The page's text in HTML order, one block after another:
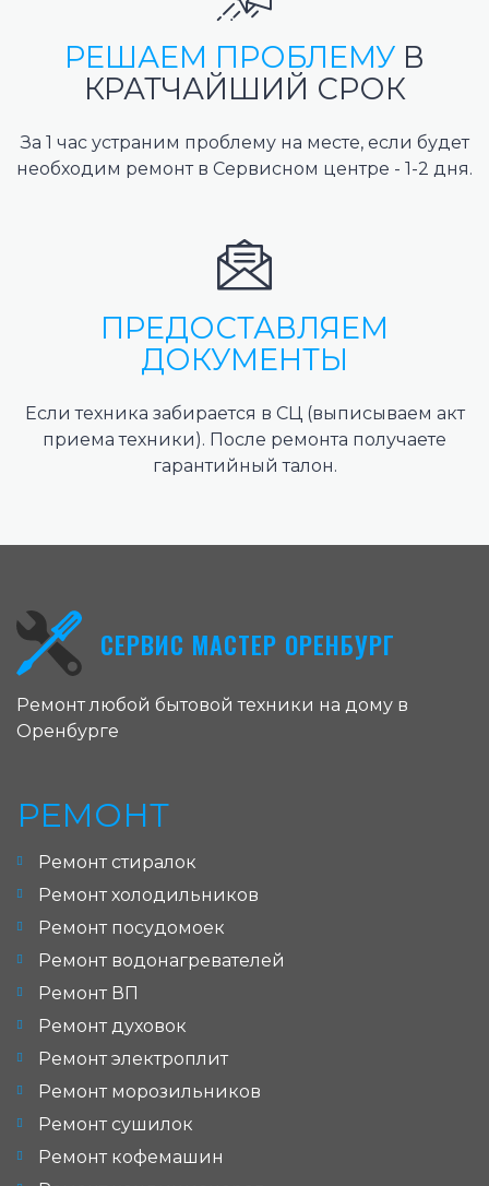
РЕШАЕМ ПРОБЛЕМУ В
КРАТЧАЙШИЙ СРОК
За 1 час устраним проблему на месте, если будет
необходим ремонт в Сервисном центре - 1-2 дня.
ПРЕДОСТАВЛЯЕМ
ДОКУМЕНТЫ
Если техника забирается в СЦ (выписываем акт
приема техники). После ремонта получаете
гарантийный талон.
СЕРВИС МАСТЕР ОРЕНБУРГ
Ремонт любой бытовой техники на дому в
Оренбурге
РЕМОНТ
Ремонт стиралок
Ремонт холодильников
Ремонт посудомоек
Ремонт водонагревателей
Ремонт ВП
Ремонт духовок
Ремонт электроплит
Ремонт морозильников
Ремонт сушилок
Ремонт кофемашин